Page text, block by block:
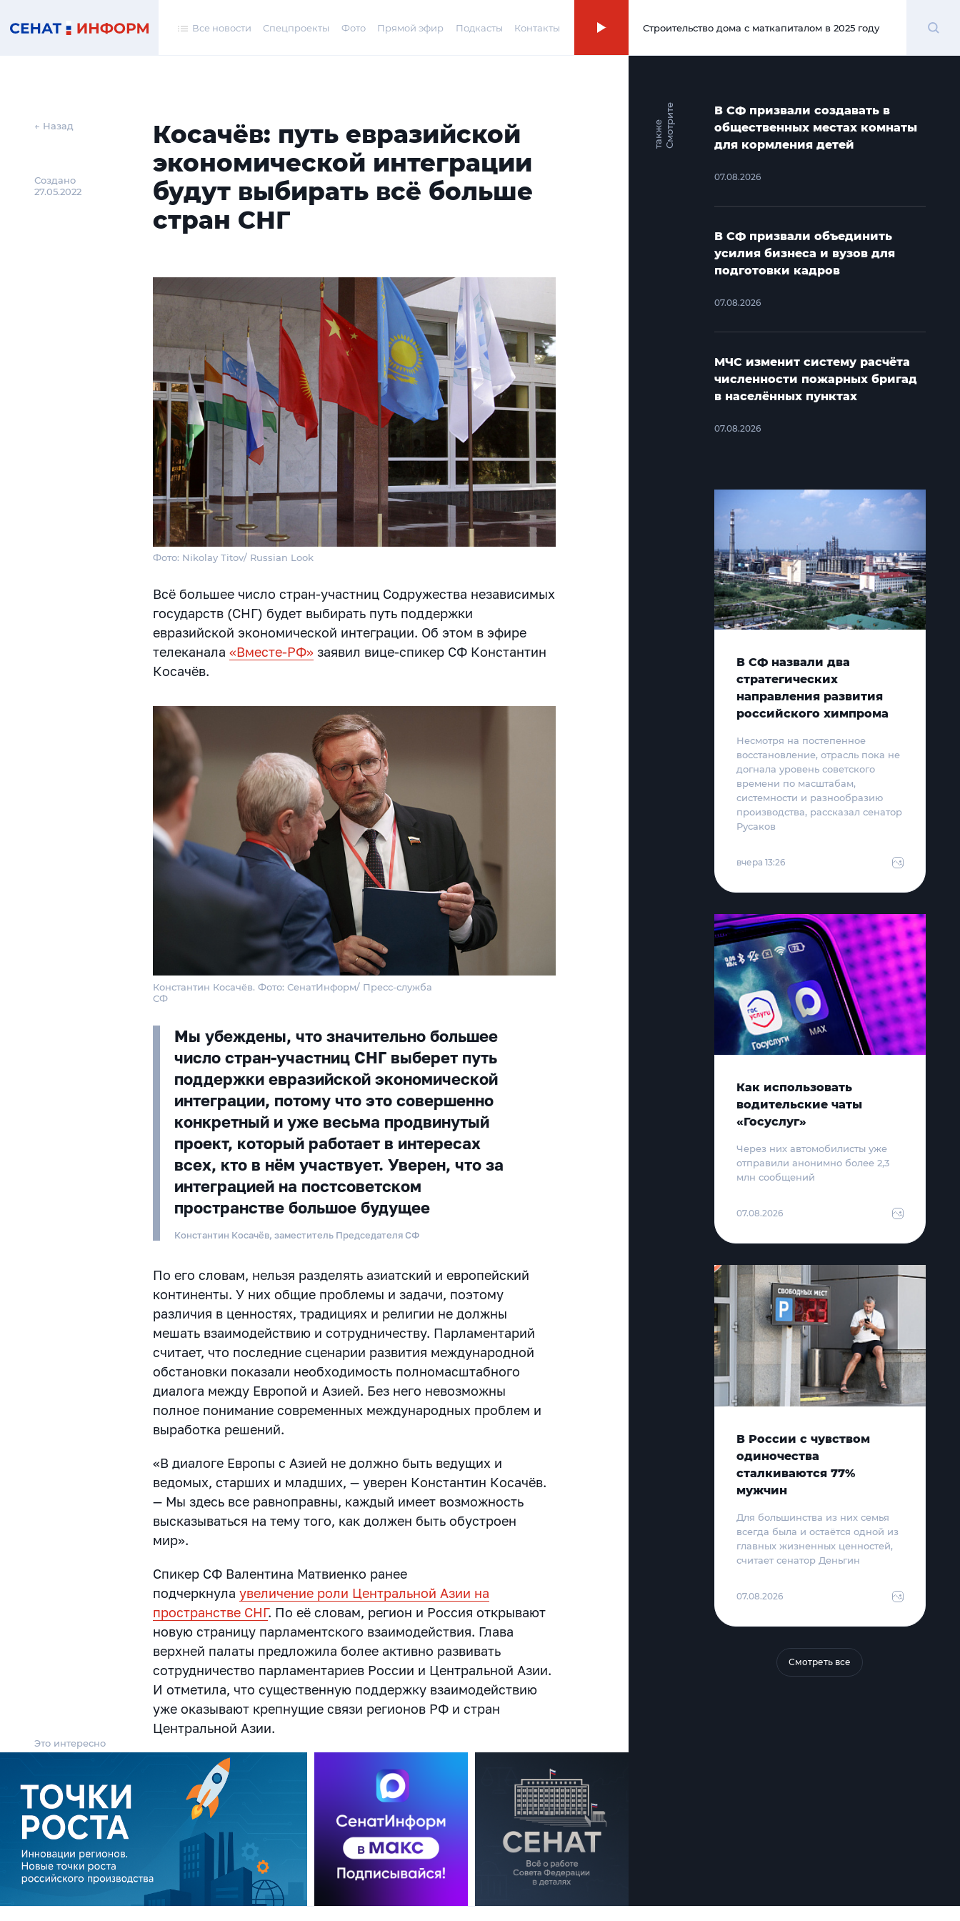
Все новости Спецпроекты Фото Прямой эфир Подкасты Контакты 00:00
Строительство дома с маткапиталом в 2025 году
← Назад
Создано
27.05.2022
Косачёв: путь евразийской
экономической интеграции
будут выбирать всё больше
стран СНГ
Фото: Nikolay Titov/ Russian Look
Всё большее число стран-участниц Содружества независимых
государств (СНГ) будет выбирать путь поддержки
евразийской экономической интеграции. Об этом в эфире
телеканала«Вместе-РФ» заявил вице-спикер СФ Константин
Косачёв.
Константин Косачёв. Фото: СенатИнформ/ Пресс-служба
СФ
Мы убеждены, что значительно большее
число стран-участниц СНГ выберет путь
поддержки евразийской экономической
интеграции, потому что это совершенно
конкретный и уже весьма продвинутый
проект, который работает в интересах
всех, кто в нём участвует. Уверен, что за
интеграцией на постсоветском
пространстве большое будущее
Константин Косачёв, заместитель Председателя СФ
По его словам, нельзя разделять азиатский и европейский
континенты. У них общие проблемы и задачи, поэтому
различия в ценностях, традициях и религии не должны
мешать взаимодействию и сотрудничеству. Парламентарий
считает, что последние сценарии развития международной
обстановки показали необходимость полномасштабного
диалога между Европой и Азией. Без него невозможны
полное понимание современных международных проблем и
выработка решений.
«В диалоге Европы с Азией не должно быть ведущих и
ведомых, старших и младших, — уверен Константин Косачёв.
— Мы здесь все равноправны, каждый имеет возможность
высказываться на тему того, как должен быть обустроен
мир».
Спикер СФ Валентина Матвиенко ранее
подчеркнулаувеличение роли Центральной Азии на
пространстве СНГ. По её словам, регион и Россия открывают
новую страницу парламентского взаимодействия. Глава
верхней палаты предложила более активно развивать
сотрудничество парламентариев России и Центральной Азии.
И отметила, что существенную поддержку взаимодействию
уже оказывают крепнущие связи регионов РФ и стран
Центральной Азии.
Это интересно
С
м
о
т
р и
т
е
т
а
к
ж
е
В СФ призвали создавать в
общественных местах комнаты
для кормления детей
07.08.2026
В СФ призвали объединить
усилия бизнеса и вузов для
подготовки кадров
07.08.2026
МЧС изменит систему расчёта
численности пожарных бригад
в населённых пунктах
07.08.2026
В СФ назвали два
стратегических
направления развития
российского химпрома
Несмотря на постепенное
восстановление, отрасль пока не
догнала уровень советского
времени по масштабам,
системности и разнообразию
производства, рассказал сенатор
Русаков
вчера 13:26
Как использовать
водительские чаты
«Госуслуг»
Через них автомобилисты уже
отправили анонимно более 2,3
млн сообщений
07.08.2026
В России с чувством
одиночества
сталкиваются 77%
мужчин
Для большинства из них семья
всегда была и остаётся одной из
главных жизненных ценностей,
считает сенатор Деньгин
07.08.2026
Смотреть все